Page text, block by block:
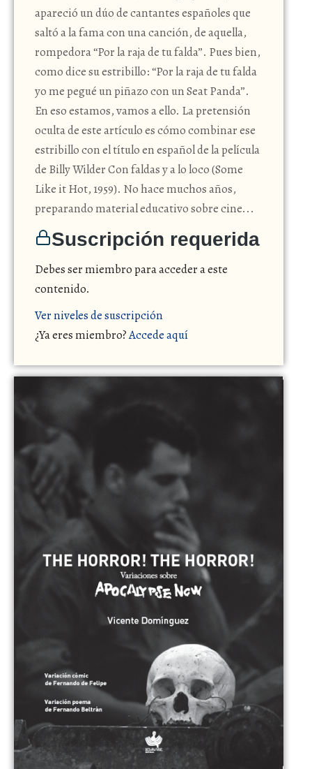
apareció un dúo de cantantes españoles que
saltó a la fama con una canción, de aquella,
rompedora “Por la raja de tu falda”. Pues bien,
como dice su estribillo: “Por la raja de tu falda
yo me pegué un piñazo con un Seat Panda”.
En eso estamos, vamos a ello. La pretensión
oculta de este artículo es cómo combinar ese
estribillo con el título en español de la película
de Billy Wilder Con faldas y a lo loco (Some
Like it Hot, 1959). No hace muchos años,
preparando material educativo sobre cine...
Suscripción requerida
Debes ser miembro para acceder a este
contenido.
Ver niveles de suscripción
¿Ya eres miembro?Accede aquí